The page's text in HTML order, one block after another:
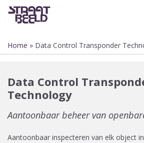
Overslaan
inhoud
gaan
Kruimelpad
Home Data Control Transponder
Data Control
Technology
Aantoonbaar beheer van
Aantoonbaar inspecteren van elk object